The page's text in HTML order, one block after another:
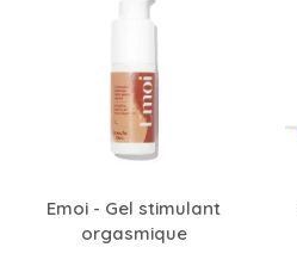
Emoi - Gel stimulant
orgasmique